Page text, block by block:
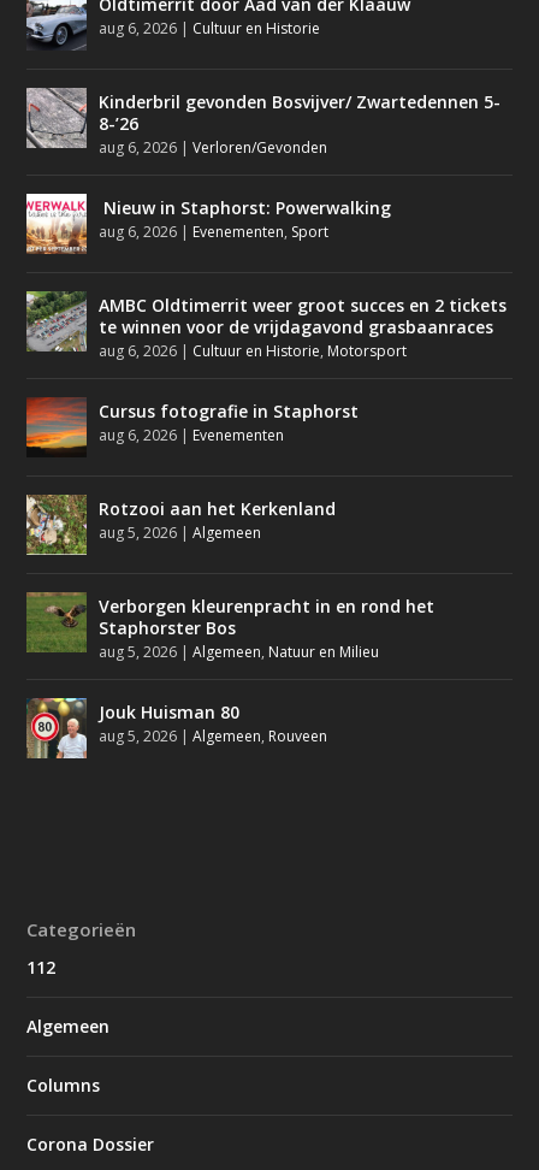
aug 6, 2026 | Cultuur en Historie
Kinderbril gevonden Bosvijver/ Zwartedennen 5-
8-’26
aug 6, 2026 |Verloren/Gevonden
Nieuw in Staphorst: Powerwalking
aug 6, 2026 | Evenementen, Sport
AMBC Oldtimerrit weer groot succes en 2 tickets
te winnen voor de vrijdagavond grasbaanraces
aug 6, 2026 | Cultuur en Historie, Motorsport
Cursus fotografie in Staphorst
aug 6, 2026 | Evenementen
Rotzooi aan het Kerkenland
aug 5, 2026 |Algemeen
Verborgen kleurenpracht in en rond het
Staphorster Bos
aug 5, 2026 |Algemeen, Natuur en Milieu
Jouk Huisman 80
aug 5, 2026 |Algemeen, Rouveen
Categorieën
112
Algemeen
Columns
Corona Dossier